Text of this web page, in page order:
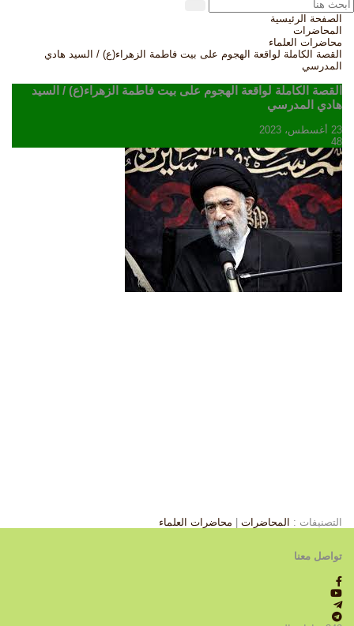
الصفحة الرئيسية
المحاضرات
محاضرات العلماء
القصة الكاملة لواقعة الهجوم على بيت فاطمة الزهراء(ع) / السيد هادي
المدرسي
القصة الكاملة لواقعة الهجوم على بيت فاطمة الزهراء(ع) / السيد
هادي المدرسي
23 أغسطس، 2023
48
التصنيفات : المحاضرات محاضرات العلماء
تواصل معنا